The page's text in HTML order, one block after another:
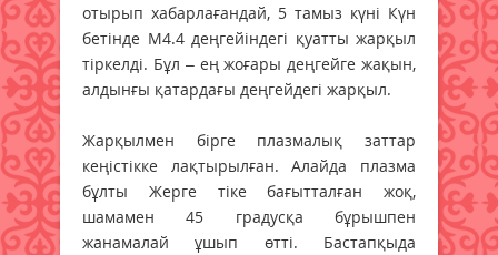
отырып хабарлағандай, 5 тамыз күні Күн
бетінде М4.4 деңгейіндегі қуатты жарқыл
тіркелді. Бұл – ең жоғары деңгейге жақын,
алдынғы қатардағы деңгейдегі жарқыл.
Жарқылмен бірге плазмалық заттар
кеңістікке лақтырылған. Алайда плазма
бұлты Жерге тіке бағытталған жоқ,
шамамен 45 градусқа бұрышпен
жанамалай ұшып өтті. Бастапқыда